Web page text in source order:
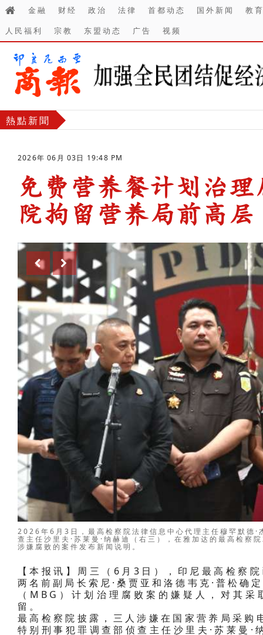
金融 财经 政治 法律 首都动态 国外新闻
教
人民福利
宗教 东盟动态 广告 视频
熱點新聞
2026年 06月 03日 19:48 PM
免费营养餐计划治
院拘留营养局前高层
国家营养局前局长达丹·欣达亚纳
两名前副局长索尼·桑贾亚和洛德韦克·普松
（MBG）计划治理腐败案的嫌疑人，对其
留。
最高检察院披露，三人涉嫌在国家营养局采
特别刑事犯罪调查部侦查主任沙里夫·苏莱曼
和国家财政损失，未能支持免费营养餐计划的